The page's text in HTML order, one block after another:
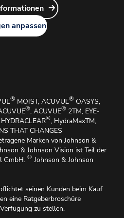
und Medizinische
anpassen
® MOIST, ACUVUE® OASYS,
®, ACUVUE® 2TM, EYE-
®, HydraMaxTM,
THAT CHANGES
Marken von Johnson &
& Johnson Vision ist Teil der
GmbH. © Johnson & Johnson
seinen Kunden beim Kauf
eine Ratgeberbroschüre
zu stellen.